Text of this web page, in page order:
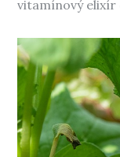
vitamínový elixír